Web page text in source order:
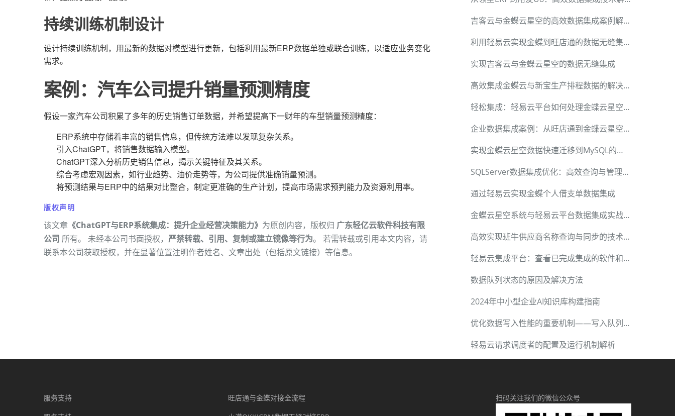
持续训练机制设计
设计持续训练机制，用最新的数据对模型进行更新，包括利用最新ERP数据单独或联合训练，以适应业务变化
需求。
案例：汽车公司提升销量预测精度
假设一家汽车公司积累了多年的历史销售订单数据，并希望提高下一财年的车型销量预测精度：
ERP系统中存储着丰富的销售信息，但传统方法难以发现复杂关系。
引入ChatGPT，将销售数据输入模型。
ChatGPT深入分析历史销售信息，揭示关键特征及其关系。
综合考虑宏观因素，如行业趋势、油价走势等，为公司提供准确销量预测。
将预测结果与ERP中的结果对比整合，制定更准确的生产计划，提高市场需求预判能力及资源利用率。
版权声明
该文章 《ChatGPT与ERP系统集成：提升企业经营决策能力》 为原创内容，版权归 广东轻亿云软件科技有限
公司 所有。 未经本公司书面授权， 严禁转载、引用、复制或建立镜像等行为。 若需转载或引用本文内容，请
联系本公司获取授权，并在显著位置注明作者姓名、文章出处（包括原文链接）等信息。
吉客云与金蝶云星空的高效数据集成案例解析
利用轻易云实现金蝶到旺店通的数据无缝集成
实现吉客云与金蝶云星空的数据无缝集成
高效集成金蝶云与新宝生产排程数据的解决方案
轻松集成：轻易云平台如何处理金蝶云星空的采购退货数据
企业数据集成案例：从旺店通到金蝶云星空的转移实践
实现金蝶云星空数据快速迁移到MySQL的方法
SQLServer数据集成优化：高效查询与管理技巧
通过轻易云实现金蝶个人借支单数据集成
金蝶云星空系统与轻易云平台数据集成实战：仓库查询
高效实现班牛供应商名称查询与同步的技术方案
轻易云集成平台：查看已完成集成的软件和API资产
数据队列状态的原因及解决方法
2024年中小型企业AI知识库构建指南
优化数据写入性能的重要机制——写入队列池
轻易云请求调度者的配置及运行机制解析
服务支持
旺店通与金蝶对接全流程
扫码关注我们的微信公众号